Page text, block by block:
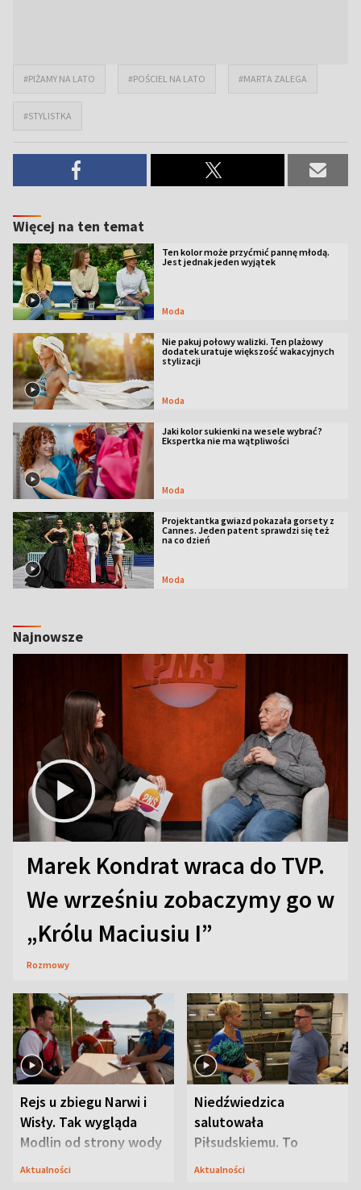
#PIŻAMY NA LATO #POŚCIEL NA LATO #MARTA ZALEGA
#STYLISTKA
Więcej na ten temat
Ten kolor może przyćmić pannę młodą.
Jest jednak jeden wyjątek
Moda
Nie pakuj połowy walizki. Ten plażowy
dodatek uratuje większość wakacyjnych
stylizacji
Moda
Jaki kolor sukienki na wesele wybrać?
Ekspertka nie ma wątpliwości
Moda
Projektantka gwiazd pokazała gorsety z
Cannes. Jeden patent sprawdzi się też
na co dzień
Moda
Najnowsze
Marek Kondrat wraca do TVP.
We wrześniu zobaczymy go w
„Królu Maciusiu I”
Rozmowy
Rejs u zbiegu Narwi i
Wisły. Tak wygląda
Modlin od strony wody
Aktualności
Niedźwiedzica
salutowała
Piłsudskiemu. To
niejedyna tajemnica
Aktualności